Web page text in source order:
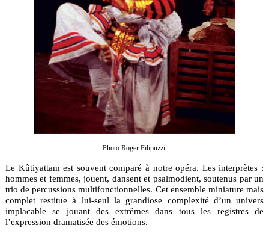
Photo Roger Filipuzzi
Le Kûtiyattam est souvent comparé à notre opéra. Les interprètes :
hommes et femmes, jouent, dansent et psalmodient, soutenus par un
trio de percussions multifonctionnelles. Cet ensemble miniature mais
complet restitue à lui-seul la grandiose complexité d’un univers
implacable se jouant des extrêmes dans tous les registres de
l’expression dramatisée des émotions.